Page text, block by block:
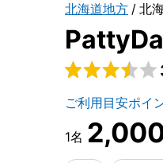
北海道地方 北
ご利用目安ポイ